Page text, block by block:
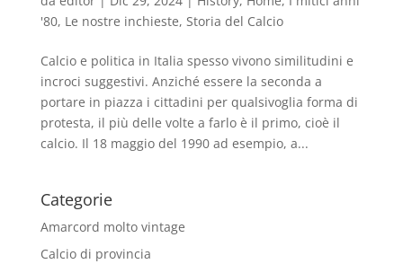
'80, Le nostre inchieste, Storia del Calcio
Calcio e politica in Italia spesso vivono similitudini e
incroci suggestivi. Anziché essere la seconda a
portare in piazza i cittadini per qualsivoglia forma di
protesta, il più delle volte a farlo è il primo, cioè il
calcio. Il 18 maggio del 1990 ad esempio, a...
Categorie
Amarcord molto vintage
Calcio di provincia